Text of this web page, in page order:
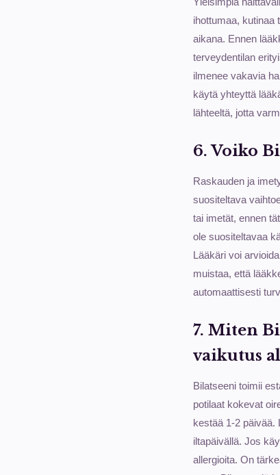
ihottumaa, kutinaa
aikana. Ennen
terveydentilan
ilmenee vakavia
käytä yhteyttä
lähteeltä, jotta
6. Voiko
Raskauden ja
suositeltava
tai imetät, ennen
ole suositeltavaa
Lääkäri voi
muistaa, että
automaattisesti
7. Miten
vaikutus
Bilatseeni toimii
potilaat kokevat
kestää 1-2 päivää.
iltapäivällä. Jos
allergioita. On